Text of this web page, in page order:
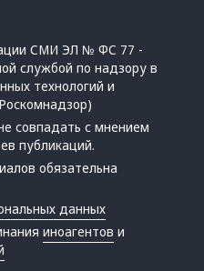
СМИ ЭЛ № ФС 77 -
службой по надзору в
технологий и
совпадать с мнением
публикаций.
обязательна
данных
иноагентов и